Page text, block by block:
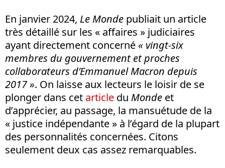
En janvier 2024, Le Monde publiait un article
très détaillé sur les « affaires » judiciaires
ayant directement concerné « vingt-six
membres du gouvernement et proches
collaborateurs d’Emmanuel Macron depuis
2017 ». On laisse aux lecteurs le loisir de se
plonger dans cet article du Monde et
d’apprécier, au passage, la mansuétude de la
« justice indépendante » à l’égard de la plupart
des personnalités concernées. Citons
seulement deux cas assez remarquables.